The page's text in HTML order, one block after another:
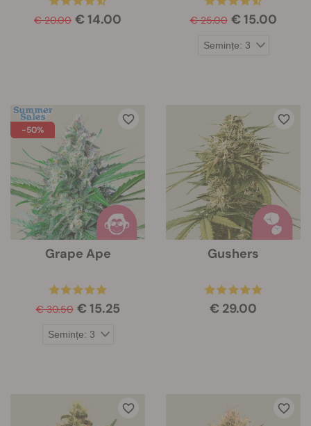
€ 20.00 € 14.00 € 25.00 € 15.00
-50%
Grape Ape
€ 30.50 € 15.25
Gushers
€ 29.00